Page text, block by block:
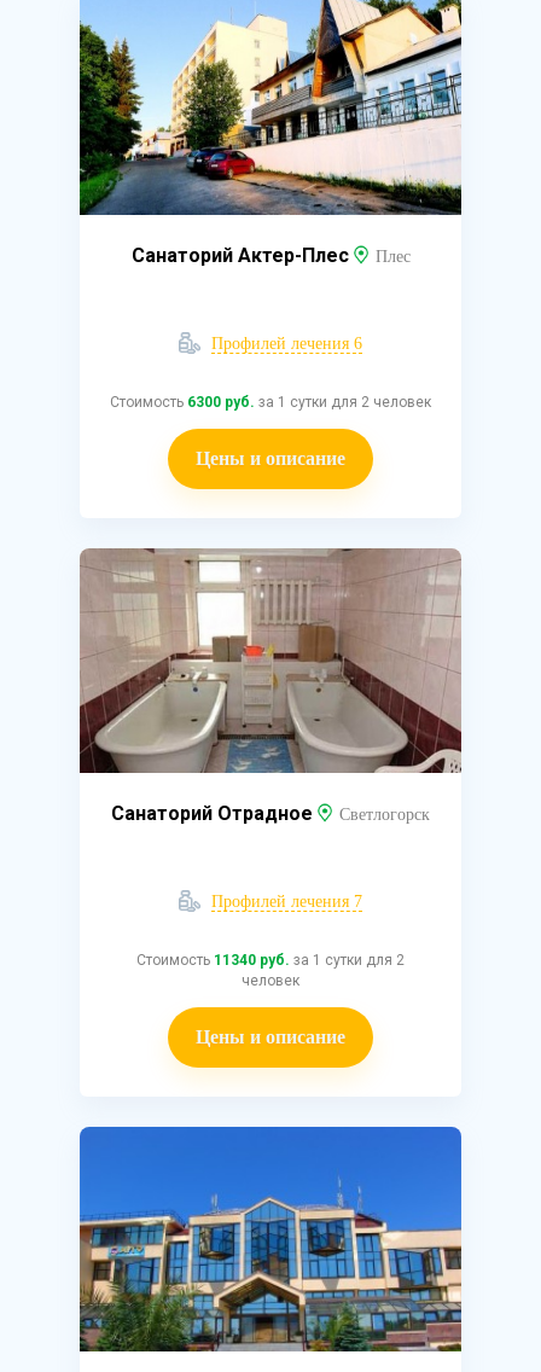
Санаторий Актер-Плес Плес
Профилей лечения 6
Стоимость 6300 руб. за 1 сутки для 2 человек
Цены и описание
Санаторий Отрадное Светлогорск
Профилей лечения 7
Стоимость 11340 руб. за 1 сутки для 2
человек
Цены и описание